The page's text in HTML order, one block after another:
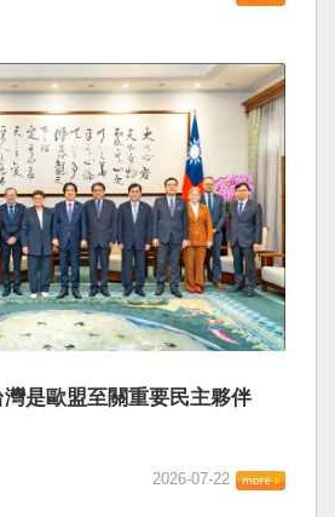
是歐盟至關重要民主夥伴
2026-07-22